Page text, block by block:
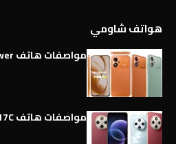
هواتف شاومي
مواصفات هاتف Xiaomi Poco M8 Power كاملة
مواصفات هاتف Xiaomi Redmi 17C كاملة